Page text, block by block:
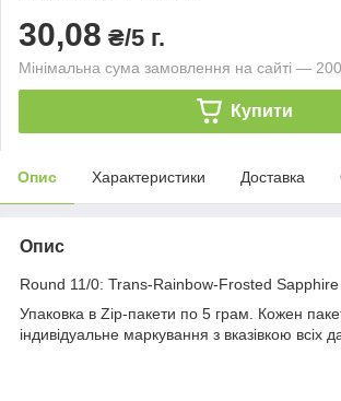
30,08 ₴/5 г.
Мінімальна сума замовлення на сайті —
Купити
Опис Характеристики Доставка
Опис
Round 11/0: Trans-Rainbow-Frosted Sapphire
Упаковка в Zip-пакети по 5 грам. Кожен
індивідуальне маркування з вказівкою всіх